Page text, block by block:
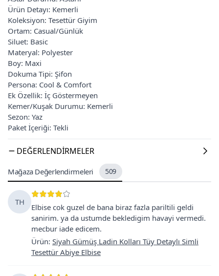
Ürün Detayı: Kemerli
Koleksiyon: Tesettür Giyim
Ortam: Casual/Günlük
Siluet: Basic
Materyal: Polyester
Boy: Maxi
Dokuma Tipi: Şifon
Persona: Cool & Comfort
Ek Özellik: İç Göstermeyen
Kemer/Kuşak Durumu: Kemerli
Sezon: Yaz
Paket İçeriği: Tekli
DEĞERLENDIRMELER
Mağaza Değerlendirmeleri 509
TH
Elbise cok guzel de bana biraz fazla pariltili geldi
sanirim. ya da ustumde bekledigim havayi vermedi.
mecbur iade edicem.
Ürün: Siyah Gümüş Ladin Kolları Tüy Detaylı Simli
Tesettür Abiye Elbise